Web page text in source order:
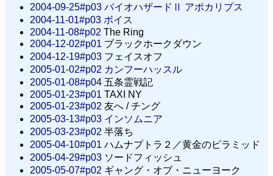
2004-09-25#p03 バイオハザードⅡ アポカリプス
2004-11-01#p03 ボイス
2004-11-08#p02 The Ring
2004-12-02#p01 ブラックホークダウン
2004-12-19#p03 フェイスオフ
2005-01-02#p02 カンフーハッスル
2005-01-08#p04 五条霊戦記
2005-01-23#p01 TAXI NY
2005-01-23#p02 友へ / チング
2005-03-13#p03 インソムニア
2005-03-23#p02 半落ち
2005-04-10#p01 ハムナプトラ２／黄金のピラミッド
2005-04-29#p03 ソードフィッシュ
2005-05-07#p02 ギャング・オブ・ニューヨーク